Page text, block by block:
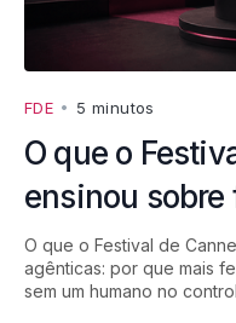
FDE • 5 minutos
O que o
ensinou
O que o Festival de
agênticas: por que mais
sem um humano no